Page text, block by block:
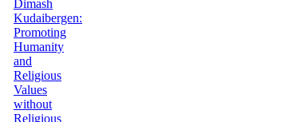
Dimash
Kudaibergen:
Promoting
Humanity
and
Religious
Values
without
Religious